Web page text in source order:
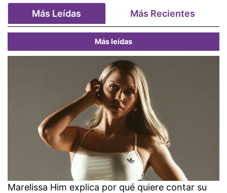
Más Leídas Más Recientes
Más leídas
Marelissa Him explica por qué quiere contar su